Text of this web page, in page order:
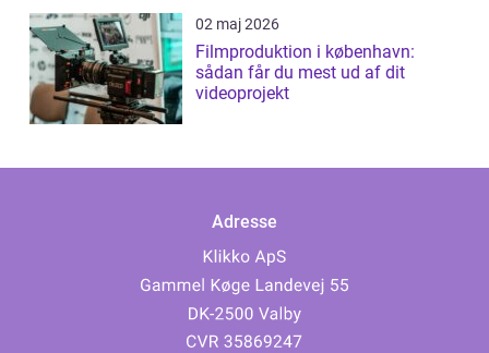
02 maj 2026
Filmproduktion i københavn:
sådan får du mest ud af dit
videoprojekt
Adresse